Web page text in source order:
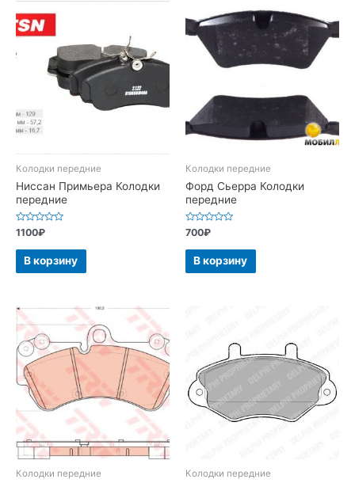
Колодки передние
Ниссан Примьера Колодки
передние
Оценка
0
из
1100₽
В корзину
Колодки передние
Форд Сьерра Колодки
передние
Оценка
0
из
700₽
В корзину
Колодки передние Колодки передние